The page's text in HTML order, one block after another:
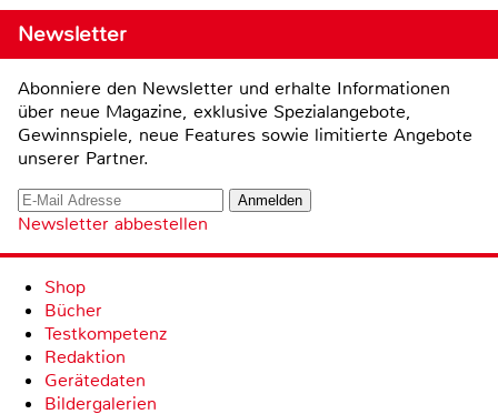
Newsletter
Abonniere den Newsletter und erhalte Informationen
über neue Magazine, exklusive Spezialangebote,
Gewinnspiele, neue Features sowie limitierte Angebote
unserer Partner.
Newsletter abbestellen
Shop
Bücher
Testkompetenz
Redaktion
Gerätedaten
Bildergalerien